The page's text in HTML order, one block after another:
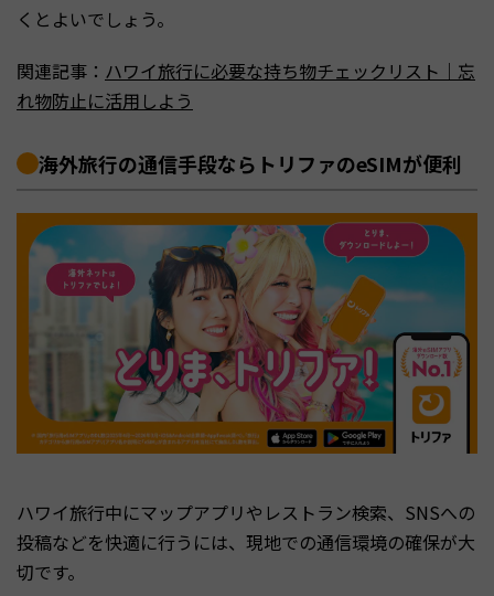
くとよいでしょう。
関連記事： ハワイ旅行に必要な持ち物チェックリスト｜忘
れ物防止に活用しよう
海外旅行の通信手段ならトリファのeSIMが便利
ハワイ旅行中にマップアプリやレストラン検索、SNSへの
投稿などを快適に行うには、現地での通信環境の確保が大
切です。